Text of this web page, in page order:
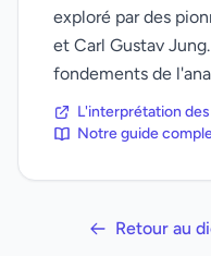
exploré par des
et Carl Gustav
fondements de
L'interprétation
Notre guide
Retour au